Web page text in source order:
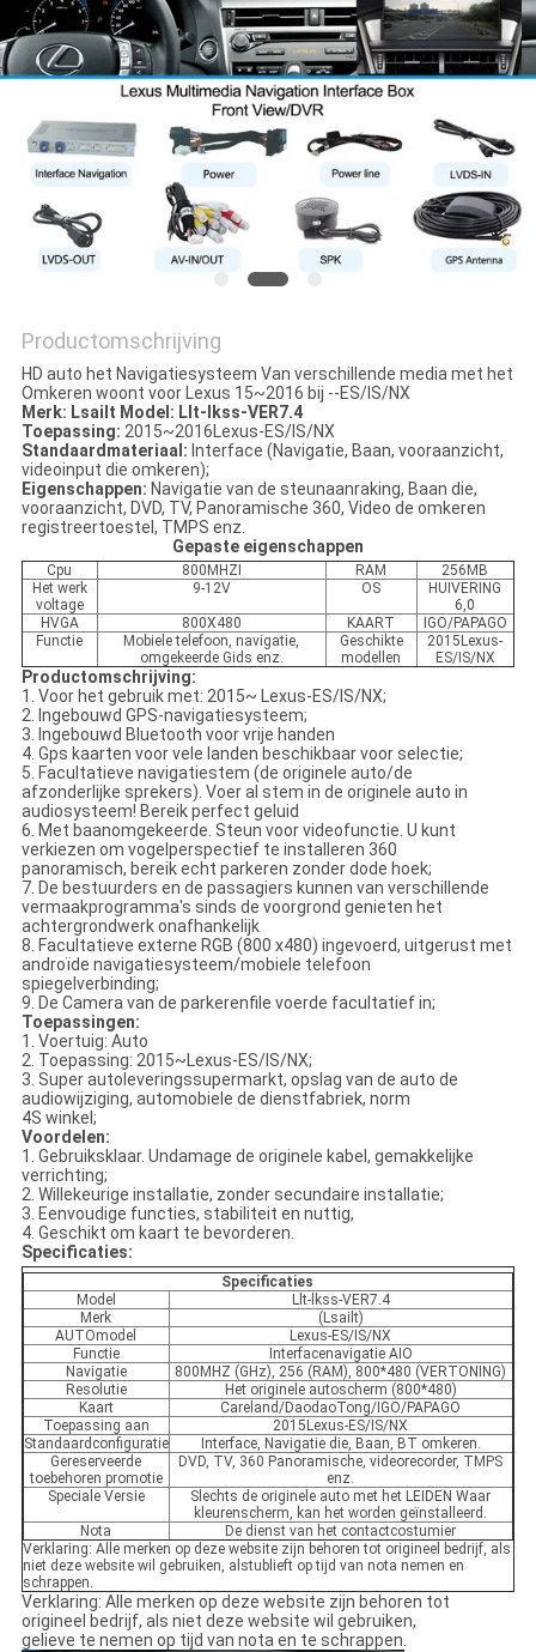
Productomschrijving
HD auto het Navigatiesysteem Van verschillende media met het
Omkeren woont voor Lexus 15~2016 bij --ES/IS/NX
Merk: Lsailt Model: Llt-lkss-VER7.4
Toepassing: 2015~2016Lexus-ES/IS/NX
Standaardmateriaal: Interface (Navigatie, Baan, vooraanzicht,
videoinput die omkeren);
Eigenschappen: Navigatie van de steunaanraking, Baan die,
vooraanzicht, DVD, TV, Panoramische 360, Video de omkeren
registreertoestel, TMPS enz.
Gepaste eigenschappen
Cpu 800MHZI RAM
256MB
Het werk
voltage
9-12V OS
HUIVERING
6,0
HVGA
800X480 KAART
IGO/PAPAGO
Functie
Mobiele telefoon, navigatie,
omgekeerde Gids enz.
Geschikte
modellen
2015Lexus-
ES/IS/NX
Productomschrijving:
1. Voor het gebruik met: 2015~ Lexus-ES/IS/NX;
2. Ingebouwd GPS-navigatiesysteem;
3. Ingebouwd Bluetooth voor vrije handen
4. Gps kaarten voor vele landen beschikbaar voor selectie;
5. Facultatieve navigatiestem (de originele auto/de
afzonderlijke sprekers). Voer al stem in de originele auto in
audiosysteem! Bereik perfect geluid
6. Met baanomgekeerde. Steun voor videofunctie. U kunt
verkiezen om vogelperspectief te installeren 360
panoramisch, bereik echt parkeren zonder dode hoek;
7. De bestuurders en de passagiers kunnen van verschillende
vermaakprogramma's sinds de voorgrond genieten het
achtergrondwerk onafhankelijk
8. Facultatieve externe RGB (800 x480) ingevoerd, uitgerust met
androïde navigatiesysteem/mobiele telefoon
spiegelverbinding;
9. De Camera van de parkerenfile voerde facultatief in;
Toepassingen:
1. Voertuig: Auto
2. Toepassing: 2015~Lexus-ES/IS/NX;
3. Super autoleveringssupermarkt, opslag van de auto de
audiowijziging, automobiele de dienstfabriek, norm
4S winkel;
Voordelen:
1. Gebruiksklaar. Undamage de originele kabel, gemakkelijke
verrichting;
2. Willekeurige installatie, zonder secundaire installatie;
3. Eenvoudige functies, stabiliteit en nuttig,
4. Geschikt om kaart te bevorderen.
Specificaties:
Specificaties
Model
Llt-lkss-VER7.4
Merk
(Lsailt)
AUTOmodel
Lexus-ES/IS/NX
Functie
Interfacenavigatie AIO
Navigatie
800MHZ (GHz), 256 (RAM), 800*480 (VERTONING)
Resolutie
Het originele autoscherm (800*480)
Kaart
Careland/DaodaoTong/IGO/PAPAGO
Toepassing aan
2015Lexus-ES/IS/NX
Standaardconfiguratie
Interface, Navigatie die, Baan, BT omkeren.
Gereserveerde
toebehoren promotie
DVD, TV, 360 Panoramische, videorecorder, TMPS
enz.
Speciale Versie
Slechts de originele auto met het LEIDEN Waar
kleurenscherm, kan het worden geïnstalleerd.
Nota
De dienst van het contactcostumier
Verklaring: Alle merken op deze website zijn behoren tot origineel bedrijf, als
niet deze website wil gebruiken, alstublieft op tijd van nota nemen en
schrappen.
Verklaring: Alle merken op deze website zijn behoren tot
origineel bedrijf, als niet deze website wil gebruiken,
gelieve te nemen op tijd van nota en te schrappen.